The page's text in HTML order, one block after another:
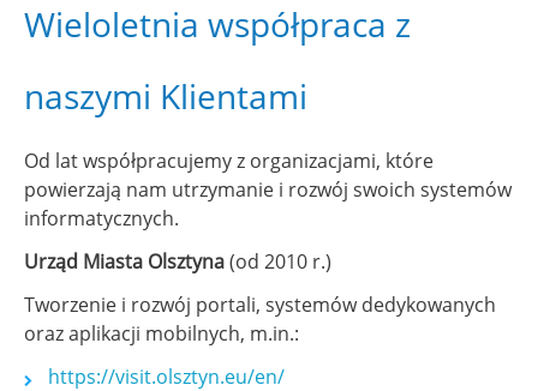
Wieloletnia współpraca z
naszymi Klientami
Od lat współpracujemy z organizacjami, które
powierzają nam utrzymanie i rozwój swoich systemów
informatycznych.
Urząd Miasta Olsztyna(od 2010 r.)
Tworzenie i rozwój portali, systemów dedykowanych
oraz aplikacji mobilnych, m.in.:
https://visit.olsztyn.eu/en/